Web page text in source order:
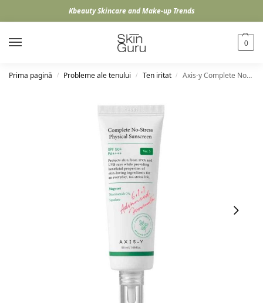
Kbeauty Skincare and Make-up Trends
0
Prima pagină / Probleme ale tenului / Ten iritat / Axis-y Complete No-Stress Physical Sunscreen (V3), 50ml